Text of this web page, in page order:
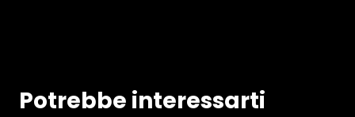
Potrebbe interessarti